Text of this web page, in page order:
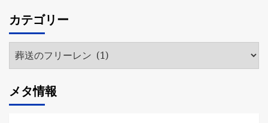
イ
ブ
カテゴリー
カ
テ
リ
ー
メタ情報